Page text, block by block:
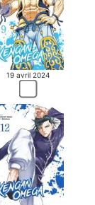
19 avril 2024